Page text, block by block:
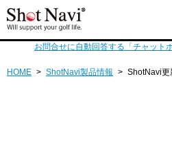
お問合せに自動回答する「チャット
HOME > ShotNavi製品情報 > ShotNavi更